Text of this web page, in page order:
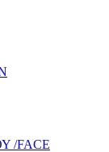
/FACE